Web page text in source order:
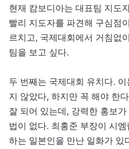
현재 캄보디아는 대표팀 지도
빨리 지도자를 파견해 구심점
르치고, 국제대회에서 거침없
팀을 보고 싶다.
두 번째는 국제대회 유치다.
지 않았다, 하지만 꼭 해야 한
잘 되어 있는데, 강력한 홍보
법이 없다. 최홍준 부장이 시
하는 일본인을 만난 일화가 있